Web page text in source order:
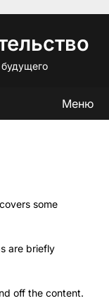
будущего
Меню
some
are briefly
off the content.